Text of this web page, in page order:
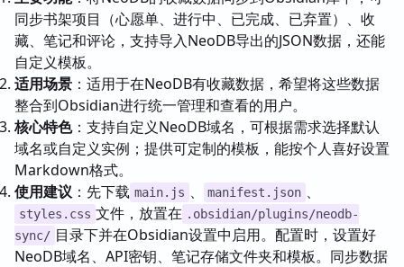
同步书架项目（心愿单、进行中、已完成、已弃置）、收
藏、笔记和评论，支持导入NeoDB导出的JSON数据，还能
自定义模板。
适用场景 ：适用于在NeoDB有收藏数据，希望将这些数据
整合到Obsidian进行统一管理和查看的用户。
核心特色：支持自定义NeoDB域名，可根据需求选择默认
域名或自定义实例；提供可定制的模板，能按个人喜好设置
Markdown格式。
使用建议 ：先下载 main.js 、 manifest.json 、
styles.css 文件，放置在 .obsidian/plugins/neodb-
sync/ 目录下并在Obsidian设置中启用。配置时，设置好
NeoDB域名、API密钥、笔记存储文件夹和模板。同步数据